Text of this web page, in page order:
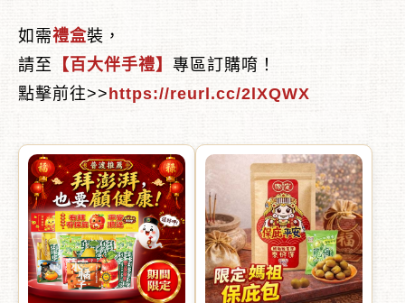
如需禮盒裝，
請至 【百大伴手禮】 專區訂購唷！
點擊前往>> https://reurl.cc/2lXQWX